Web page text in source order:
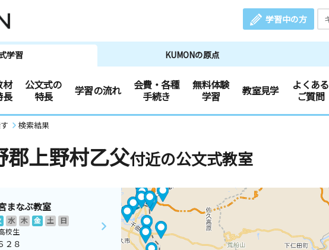
学習中の方
学習 KUMONの原点
材
長
公文式の
特長
学習の流れ
会費・各種
手続き
無料体験
学習
教室見学
よくある
ご質問
検索結果
郡上野村乙父付近の公文式教室
まなぶ教室
水 木 金 土
日
校生
２８